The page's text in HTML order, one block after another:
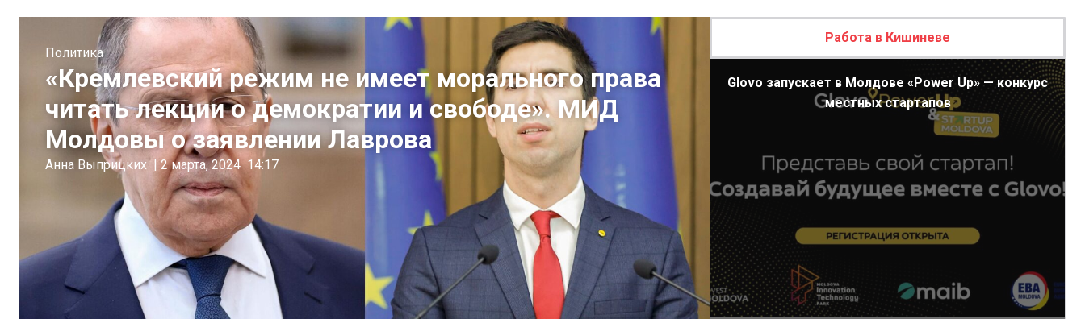
Политика
«Кремлевский режим не имеет морального права
читать лекции о демократии и свободе». МИД
Молдовы о заявлении Лаврова
Анна Выприцких | 2 марта, 2024 14:17
Работа в Кишиневе
Glovo запускает в Молдове «Power Up» — конкурс
местных стартапов